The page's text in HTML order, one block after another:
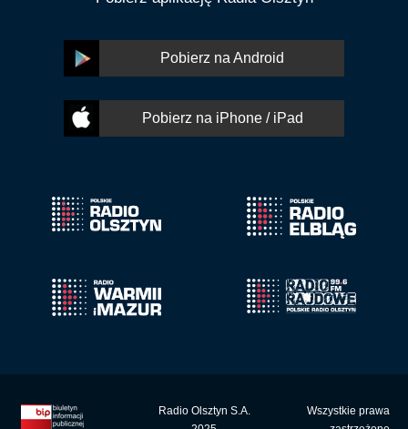
Pobierz na Android
Pobierz na iPhone / iPad
Radio Olsztyn S.A.
Wszystkie prawa